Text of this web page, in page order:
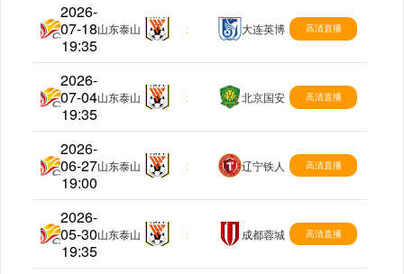
2026-
07-18
19:35
中超
山东泰山 : 大连英博 高清直播
2026-
07-04
19:35
中超
山东泰山 : 北京国安 高清直播
2026-
06-27
19:00
中超
山东泰山 : 辽宁铁人 高清直播
2026-
05-30
19:35
中超
山东泰山 : 成都蓉城 高清直播